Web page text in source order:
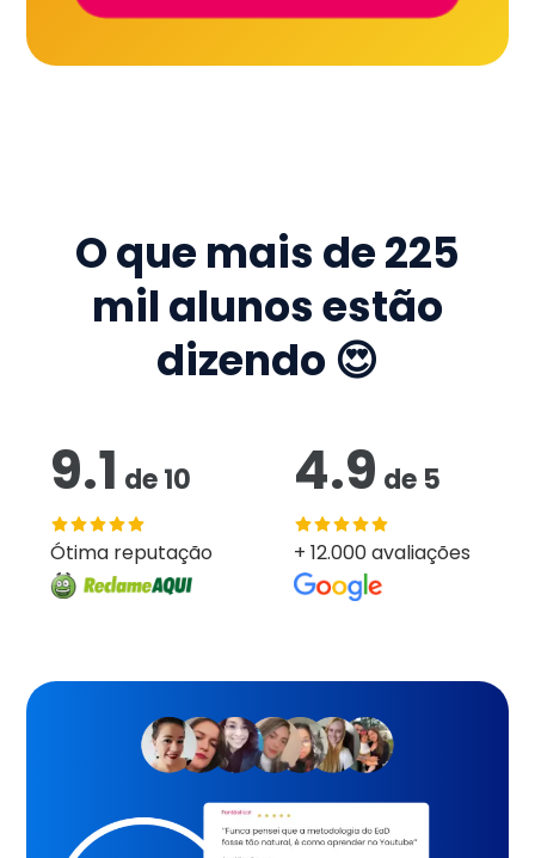
O que mais de225
mil alunos estão
dizendo 😍
9.1 de10
Ótima reputação
4.9 de 5
+ 12.000 avaliações